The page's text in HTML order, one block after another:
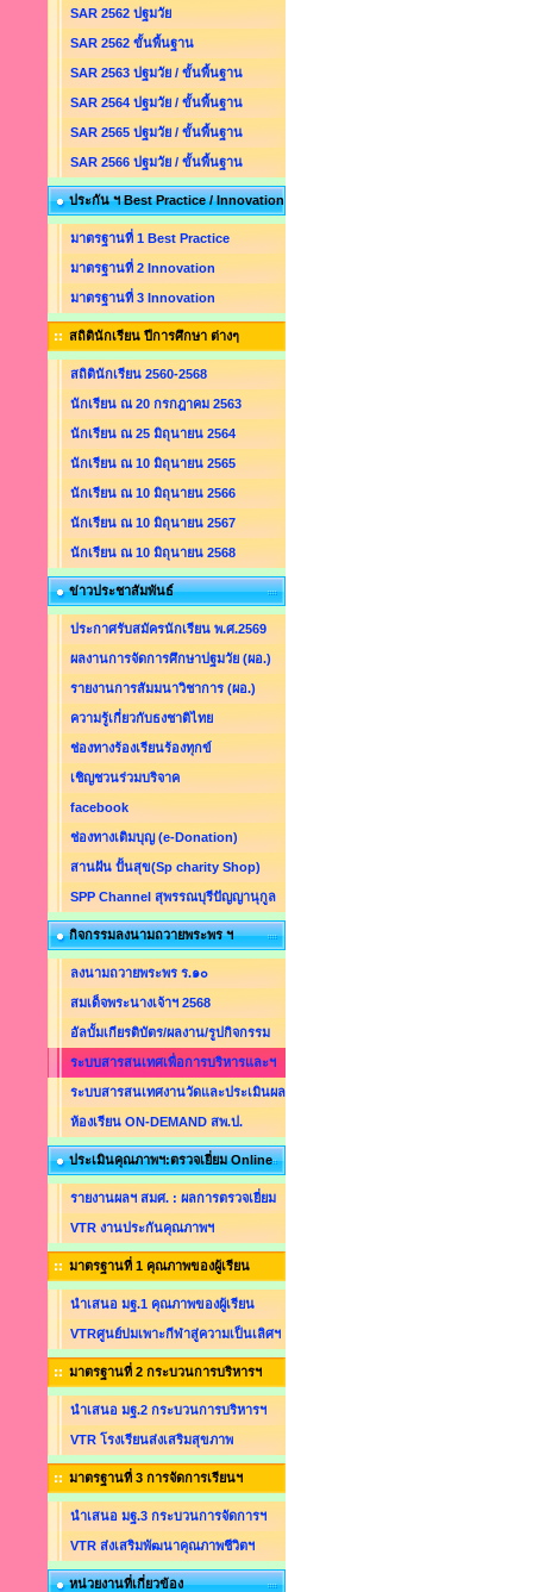
SAR 2562 ปฐมวัย
SAR 2562 ขั้นพื้นฐาน
SAR 2563 ปฐมวัย / ขั้นพื้นฐาน
SAR 2564 ปฐมวัย / ขั้นพื้นฐาน
SAR 2565 ปฐมวัย / ขั้นพื้นฐาน
SAR 2566 ปฐมวัย / ขั้นพื้นฐาน
ประกัน ฯ Best Practice / Innovation
มาตรฐานที่ 1 Best Practice
มาตรฐานที่ 2 Innovation
มาตรฐานที่ 3 Innovation
สถิตินักเรียน ปีการศึกษา ต่างๆ
สถิตินักเรียน 2560-2568
นักเรียน ณ 20 กรกฎาคม 2563
นักเรียน ณ 25 มิถุนายน 2564
นักเรียน ณ 10 มิถุนายน 2565
นักเรียน ณ 10 มิถุนายน 2566
นักเรียน ณ 10 มิถุนายน 2567
นักเรียน ณ 10 มิถุนายน 2568
ข่าวประชาสัมพันธ์
ประกาศรับสมัครนักเรียน พ.ศ.2569
ผลงานการจัดการศึกษาปฐมวัย (ผอ.)
รายงานการสัมมนาวิชาการ (ผอ.)
ความรู้เกี่ยวกับธงชาติไทย
ช่องทางร้องเรียนร้องทุกข์
เชิญชวนร่วมบริจาค
facebook
ช่องทางเติมบุญ (e-Donation)
สานฝัน ปั้นสุข(Sp charity Shop)
SPP Channel สุพรรณบุรีปัญญานุกูล
กิจกรรมลงนามถวายพระพร ฯ
ลงนามถวายพระพร ร.๑๐
สมเด็จพระนางเจ้าฯ 2568
อัลบั้มเกียรติบัตร/ผลงาน/รูปกิจกรรม
ระบบสารสนเทศเพื่อการบริหารและฯ
ระบบสารสนเทศงานวัดและประเมินผล
ห้องเรียน ON-DEMAND สพ.ป.
ประเมินคุณภาพฯ:ตรวจเยี่ยม Online
รายงานผลฯ สมศ. : ผลการตรวจเยี่ยม
VTR งานประกันคุณภาพฯ
มาตรฐานที่ 1 คุณภาพของผู้เรียน
นำเสนอ มฐ.1 คุณภาพของผู้เรียน
VTRศูนย์บ่มเพาะกีฬาสู่ความเป็นเลิศฯ
มาตรฐานที่ 2 กระบวนการบริหารฯ
นำเสนอ มฐ.2 กระบวนการบริหารฯ
VTR โรงเรียนส่งเสริมสุขภาพ
มาตรฐานที่ 3 การจัดการเรียนฯ
นำเสนอ มฐ.3 กระบวนการจัดการฯ
VTR ส่งเสริมพัฒนาคุณภาพชีวิตฯ
หน่วยงานที่เกี่ยวข้อง